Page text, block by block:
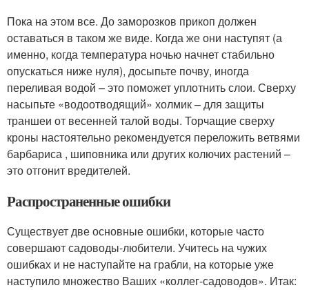
Пока на этом все. До заморозков прикоп должен
оставаться в таком же виде. Когда же они наступят (а
именно, когда температура ночью начнет стабильно
опускаться ниже нуля), досыпьте почву, иногда
переливая водой – это поможет уплотнить слои. Сверху
насыпьте «водоотводящий» холмик – для защиты
траншеи от весенней талой воды. Торчащие сверху
кроны настоятельно рекомендуется переложить ветвями
барбариса , шиповника или других колючих растений –
это отгонит вредителей.
Распространенные ошибки
Существует две основные ошибки, которые часто
совершают садоводы-любители. Учитесь на чужих
ошибках и не наступайте на грабли, на которые уже
наступило множество Ваших «коллег-садоводов». Итак: